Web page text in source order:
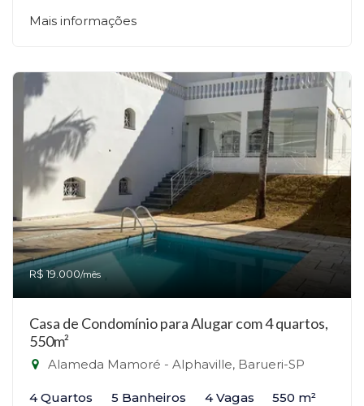
Mais informações
R$ 19.000/mês
Casa de Condomínio para Alugar com 4 quartos,
550m²
Alameda Mamoré - Alphaville, Barueri-SP
4 Quartos 5 Banheiros 4 Vagas 550 m²